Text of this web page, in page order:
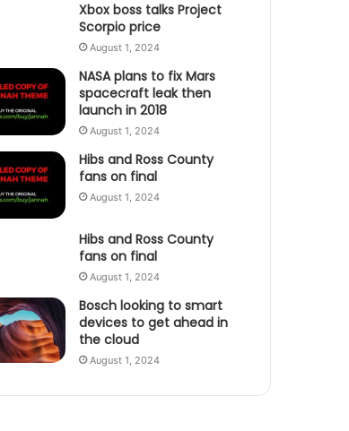
Xbox boss talks Project
Scorpio price
August 1, 2024
NASA plans to fix Mars
spacecraft leak then
launch in 2018
August 1, 2024
Hibs and Ross County
fans on final
August 1, 2024
Hibs and Ross County
fans on final
August 1, 2024
Bosch looking to smart
devices to get ahead in
the cloud
August 1, 2024